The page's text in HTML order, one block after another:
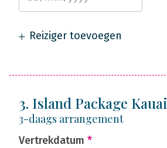
Reiziger toevoegen
3. Island Package Kauai
3-daags arrangement
Vertrekdatum *